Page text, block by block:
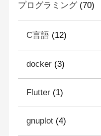
プログラミング(70)
C言語(12)
docker(3)
Flutter(1)
gnuplot(4)